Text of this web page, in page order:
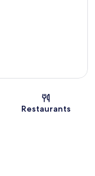
Restaurants